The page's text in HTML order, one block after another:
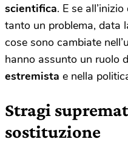
scientifica. E se
tanto un problema, data
cose sono cambiate
hanno assunto un ruolo
estremista e nella
Stragi
sostituzione